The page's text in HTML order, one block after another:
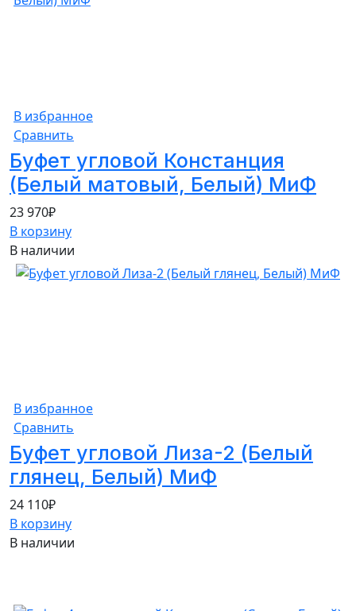
В избранное
Сравнить
Буфет угловой Констанция
(Белый матовый, Белый) МиФ
23 970₽
В корзину
В наличии
В избранное
Сравнить
Буфет угловой Лиза-2 (Белый
глянец, Белый) МиФ
24 110₽
В корзину
В наличии